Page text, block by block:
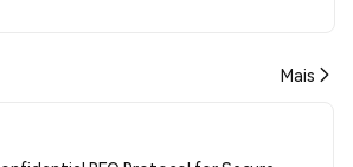
Mais